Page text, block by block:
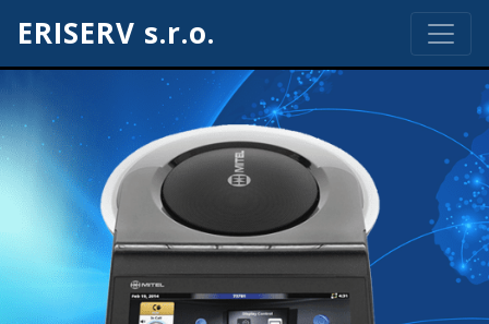
ERISERV s.r.o.